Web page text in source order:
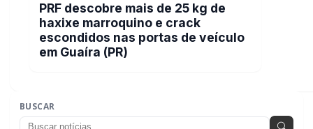
PRF descobre mais de 25 kg de
haxixe marroquino e crack
escondidos nas portas de veículo
em Guaíra (PR)
BUSCAR